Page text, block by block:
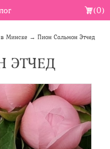
(0)
Минске → Пион Сальмон Этчед
ЭТЧЕД